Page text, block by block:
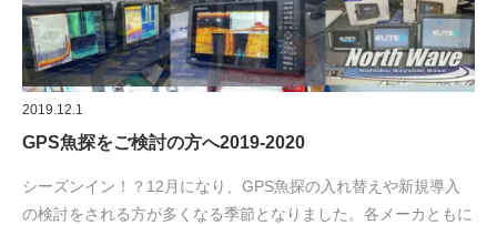
2019.12.1
GPS魚探をご検討の方へ2019-2020
シーズンイン！？12月になり、GPS魚探の入れ替えや新規導入
の検討をされる方が多くなる季節となりました。各メーカともに